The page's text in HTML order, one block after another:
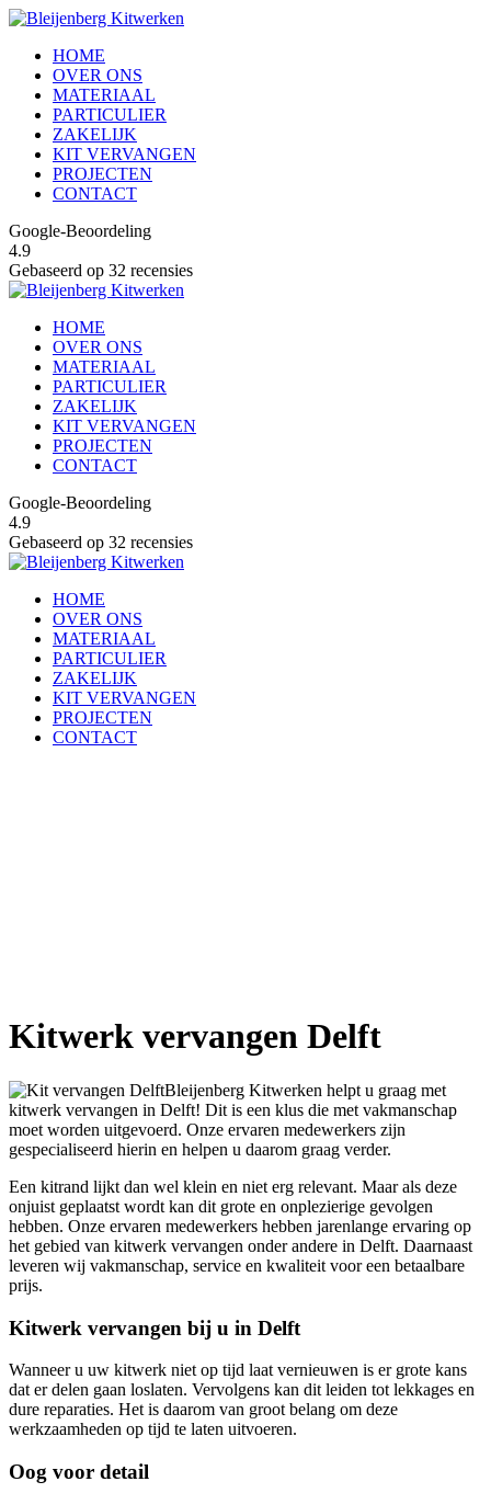
HOME
OVER ONS
MATERIAAL
PARTICULIER
ZAKELIJK
KIT VERVANGEN
PROJECTEN
CONTACT
Google-Beoordeling
4.9
Gebaseerd op 32 recensies
HOME
OVER ONS
MATERIAAL
PARTICULIER
ZAKELIJK
KIT VERVANGEN
PROJECTEN
CONTACT
Google-Beoordeling
4.9
Gebaseerd op 32 recensies
HOME
OVER ONS
MATERIAAL
PARTICULIER
ZAKELIJK
KIT VERVANGEN
PROJECTEN
CONTACT
Kitwerk vervangen Delft
Bleijenberg Kitwerken helpt u graag met
kitwerk vervangen in Delft! Dit is een klus die met vakmanschap
moet worden uitgevoerd. Onze ervaren medewerkers zijn
gespecialiseerd hierin en helpen u daarom graag verder.
Een kitrand lijkt dan wel klein en niet erg relevant. Maar als deze
onjuist geplaatst wordt kan dit grote en onplezierige gevolgen
hebben. Onze ervaren medewerkers hebben jarenlange ervaring op
het gebied van kitwerk vervangen onder andere in Delft. Daarnaast
leveren wij vakmanschap, service en kwaliteit voor een betaalbare
prijs.
Kitwerk vervangen bij u in Delft
Wanneer u uw kitwerk niet op tijd laat vernieuwen is er grote kans
dat er delen gaan loslaten. Vervolgens kan dit leiden tot lekkages en
dure reparaties. Het is daarom van groot belang om deze
werkzaamheden op tijd te laten uitvoeren.
Oog voor detail